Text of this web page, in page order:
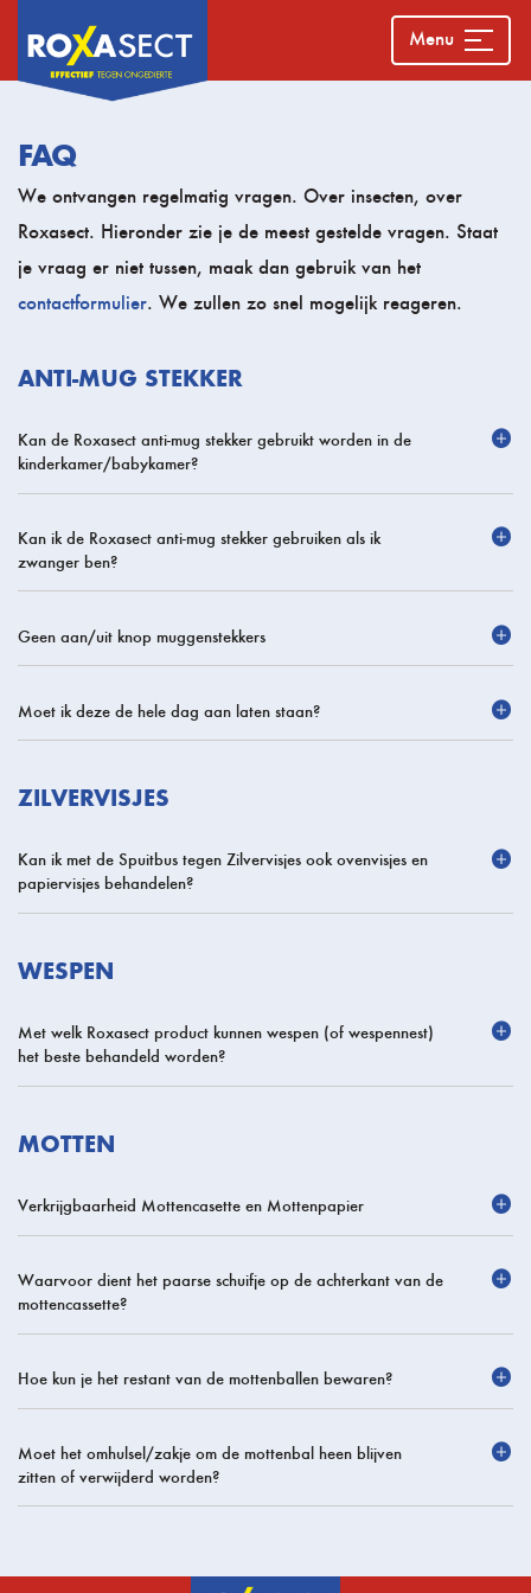
Menu
FAQ
We ontvangen regelmatig vragen. Over insecten, over
Roxasect. Hieronder zie je de meest gestelde vragen. Staat
je vraag er niet tussen, maak dan gebruik van het
contactformulier. We zullen zo snel mogelijk reageren.
ANTI-MUG STEKKER
Kan de Roxasect anti-mug stekker gebruikt worden in de
kinderkamer/babykamer?
Kan ik de Roxasect anti-mug stekker gebruiken als ik
zwanger ben?
Geen aan/uit knop muggenstekkers
Moet ik deze de hele dag aan laten staan?
ZILVERVISJES
Kan ik met de Spuitbus tegen Zilvervisjes ook ovenvisjes en
papiervisjes behandelen?
WESPEN
Met welk Roxasect product kunnen wespen (of wespennest)
het beste behandeld worden?
MOTTEN
Verkrijgbaarheid Mottencasette en Mottenpapier
Waarvoor dient het paarse schuifje op de achterkant van de
mottencassette?
Hoe kun je het restant van de mottenballen bewaren?
Moet het omhulsel/zakje om de mottenbal heen blijven
zitten of verwijderd worden?